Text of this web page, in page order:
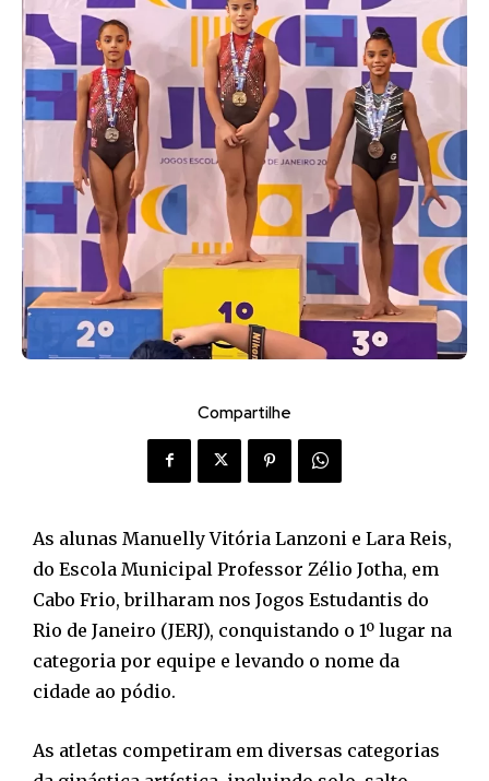
Compartilhe
As alunas Manuelly Vitória Lanzoni e Lara Reis,
do Escola Municipal Professor Zélio Jotha, em
Cabo Frio, brilharam nos Jogos Estudantis do
Rio de Janeiro (JERJ), conquistando o 1º lugar na
categoria por equipe e levando o nome da
cidade ao pódio.
As atletas competiram em diversas categorias